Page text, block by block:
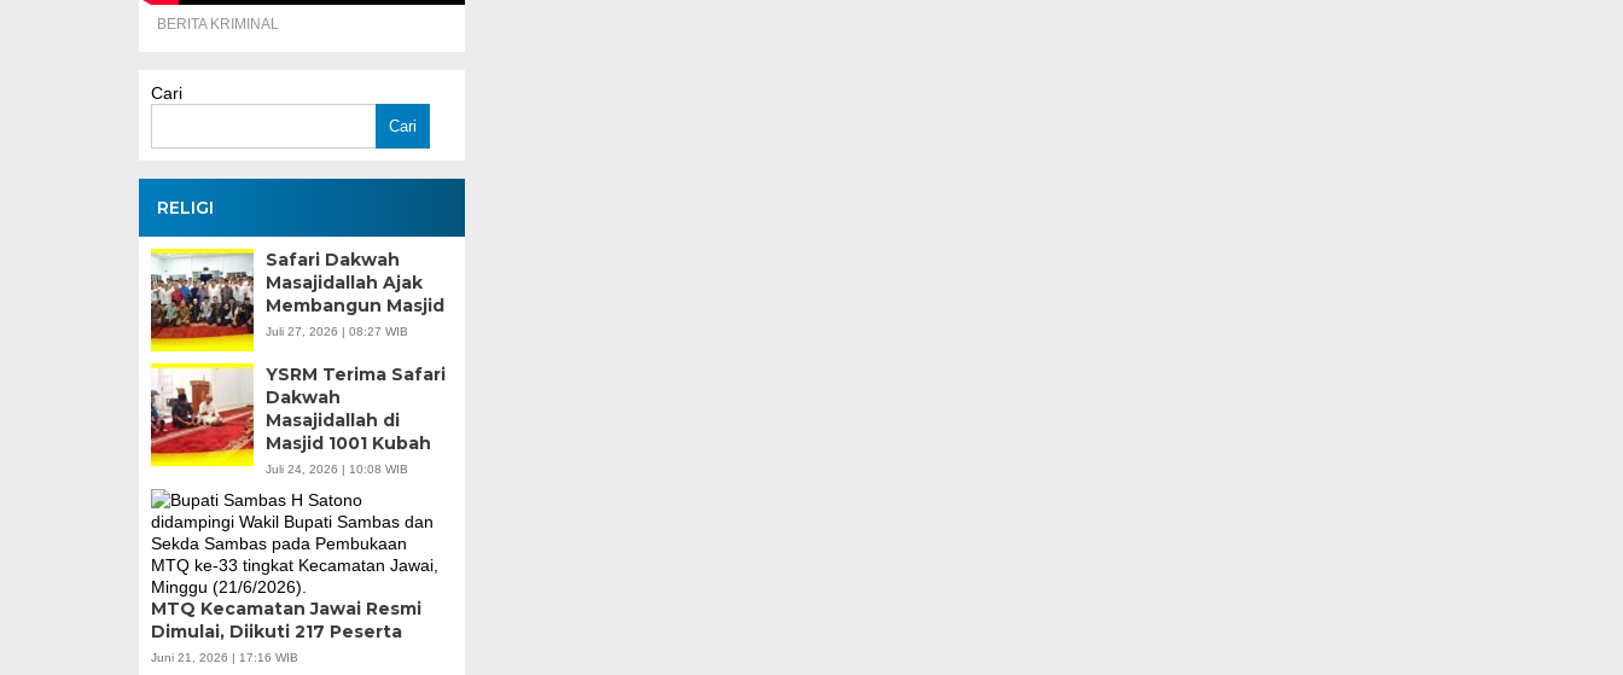
BERITA KRIMINAL
Cari
Cari
RELIGI
Safari Dakwah
Masajidallah Ajak
Membangun Masjid
Juli 27, 2026 | 08:27 WIB
YSRM Terima Safari
Dakwah
Masajidallah di
Masjid 1001 Kubah
Juli 24, 2026 | 10:08 WIB
MTQ Kecamatan Jawai Resmi
Dimulai, Diikuti 217 Peserta
Juni 21, 2026 | 17:16 WIB